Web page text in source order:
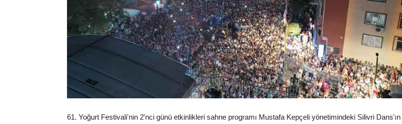
61. Yoğurt Festivali'nin 2'nci günü etkinlikleri sahne programı Mustafa Kepçeli yönetimindeki Silivri Dans'ın